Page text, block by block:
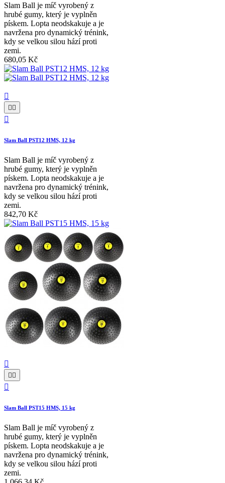
Slam Ball je míč vyrobený z
hrubé gumy, který je vyplněn
pískem. Lopta neodskakuje a je
navržena pro dynamický trénink,
kdy se velkou silou hází proti
zemi.
680,05 Kč



Slam Ball PST12 HMS, 12 kg
Slam Ball je míč vyrobený z
hrubé gumy, který je vyplněn
pískem. Lopta neodskakuje a je
navržena pro dynamický trénink,
kdy se velkou silou hází proti
zemi.
842,70 Kč



Slam Ball PST15 HMS, 15 kg
Slam Ball je míč vyrobený z
hrubé gumy, který je vyplněn
pískem. Lopta neodskakuje a je
navržena pro dynamický trénink,
kdy se velkou silou hází proti
zemi.